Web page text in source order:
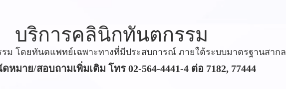
บริการคลินิกทันตกรรม
ม โดยทันตแพทย์เฉพาะทางที่มีประสบการณ์ ภายใต้ระบบมาตรฐานสากล
หมาย/สอบถามเพิ่มเติม โทร 02-564-4441-4 ต่อ 7182, 77444